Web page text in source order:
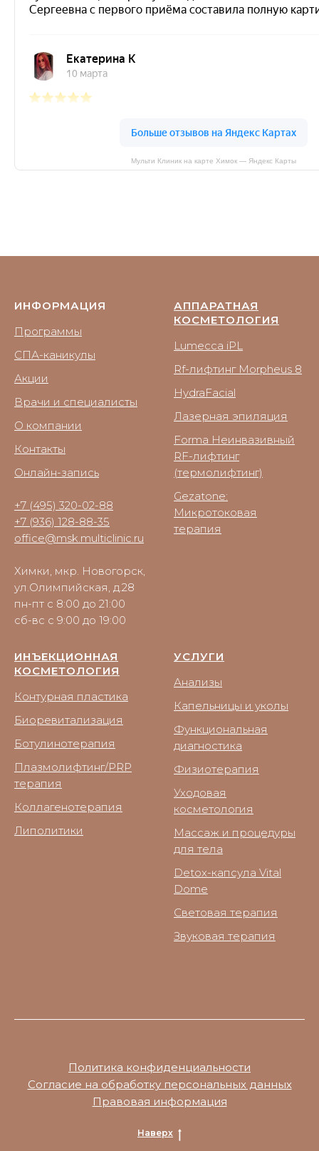
Мульти Клиник на карте Химок — Яндекс Карты
ИНФОРМАЦИЯ
Программы
СПА-каникулы
Акции
Врачи и специалисты
О компании
Контакты
Онлайн-запись
+7 (495) 320-02-88
+7 (936) 128-88-35
office@msk.multiclinic.ru
Химки, мкр. Новогорск,
ул.Олимпийская, д.28
пн-пт с 8:00 до 21:00
сб-вс с 9:00 до 19:00
АППАРАТНАЯ
КОСМЕТОЛОГИЯ
Lumecca iPL
Rf-лифтинг Morpheus 8
HydraFacial
Лазерная эпиляция
Forma Неинвазивный
RF-лифтинг
(термолифтинг)
Gezatone:
Микротоковая
терапия
ИНЪЕКЦИОННАЯ
КОСМЕТОЛОГИЯ
Контурная пластика
Биоревитализация
Ботулинотерапия
Плазмолифтинг/PRP
терапия
Коллагенотерапия
Липолитики
УСЛУГИ
Анализы
Капельницы и уколы
Функциональная
диагностика
Физиотерапия
Уходовая
косметология
Массаж и процедуры
для тела
Detox-капсула Vital
Dome
Световая терапия
Звуковая терапия
Политика конфиденциальности
Согласие на обработку персональных данных
Правовая информация
Наверх